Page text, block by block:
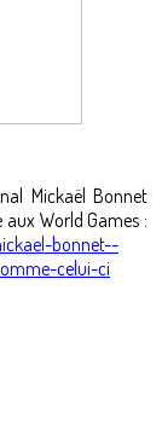
Mickaël Bonnet
World Games :
bonnet--
celui-ci